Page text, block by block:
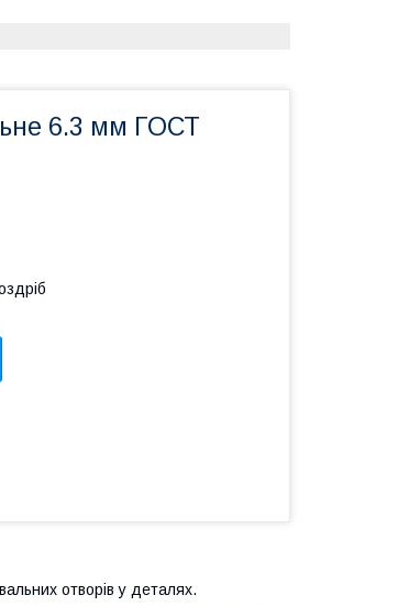
6.3 мм ГОСТ
отворів у деталях.